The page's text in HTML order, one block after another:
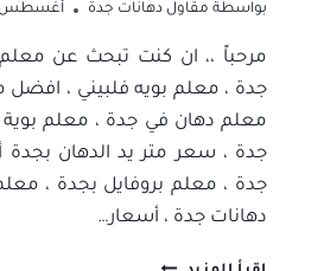
بواسطة مقاول دهانات جدة أغسطس 5, 2021
مرحباً ،، ان كنت تبحث عن
جدة ، معلم بويه فلبيني ، افضل
معلم دهان في جدة ، معلم
جدة ، سعر متر يد الدهان بجدة
جدة ، معلم بروفايل بجدة ،
دهانات جدة ، أسعار…
معلم